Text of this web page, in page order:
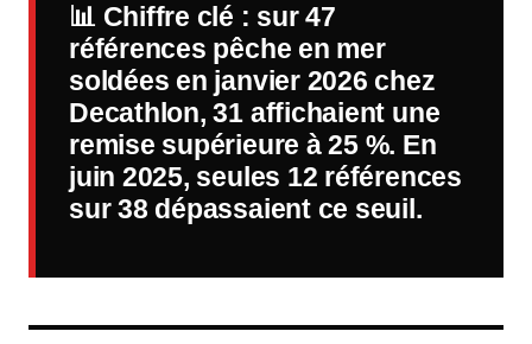
📊 Chiffre clé : sur 47
références pêche en mer
soldées en janvier 2026 chez
Decathlon, 31 affichaient une
remise supérieure à 25 %. En
juin 2025, seules 12 références
sur 38 dépassaient ce seuil.